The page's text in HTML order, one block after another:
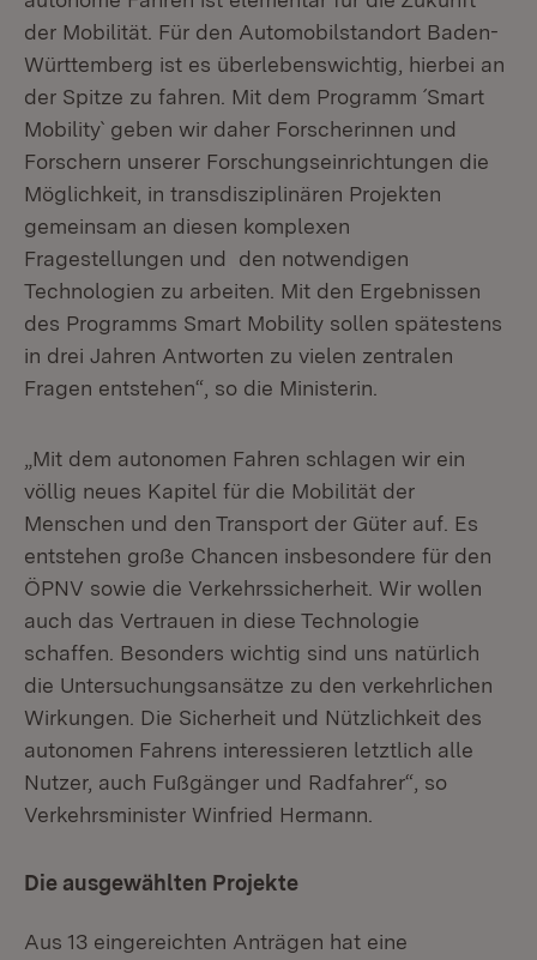
der Mobilität. Für den Automobilstandort Baden-
Württemberg ist es überlebenswichtig, hierbei an
der Spitze zu fahren. Mit dem Programm ´Smart
Mobility` geben wir daher Forscherinnen und
Forschern unserer Forschungseinrichtungen die
Möglichkeit, in transdisziplinären Projekten
gemeinsam an diesen komplexen
Fragestellungen und den notwendigen
Technologien zu arbeiten. Mit den Ergebnissen
des Programms Smart Mobility sollen spätestens
in drei Jahren Antworten zu vielen zentralen
Fragen entstehen“, so die Ministerin.
„Mit dem autonomen Fahren schlagen wir ein
völlig neues Kapitel für die Mobilität der
Menschen und den Transport der Güter auf. Es
entstehen große Chancen insbesondere für den
ÖPNV sowie die Verkehrssicherheit. Wir wollen
auch das Vertrauen in diese Technologie
schaffen. Besonders wichtig sind uns natürlich
die Untersuchungsansätze zu den verkehrlichen
Wirkungen. Die Sicherheit und Nützlichkeit des
autonomen Fahrens interessieren letztlich alle
Nutzer, auch Fußgänger und Radfahrer“, so
Verkehrsminister Winfried Hermann.
Die ausgewählten Projekte
Aus 13 eingereichten Anträgen hat eine